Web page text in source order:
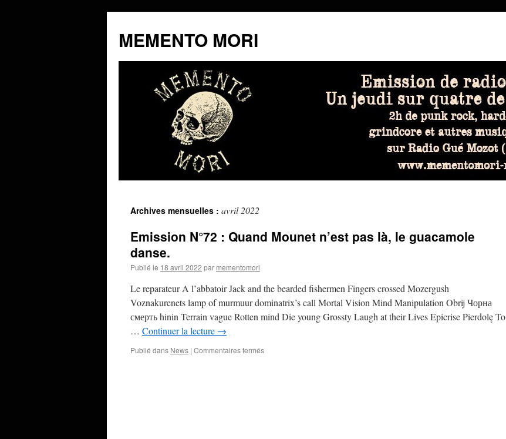
MEMENTO MORI
contenu
Archives mensuelles : avril 2022
Emission N°72 : Quand Mounet n’est pas là, le guacamole
danse.
Publié le 18 avril 2022 par mementomori
Le reparateur A l’abbatoir Jack and the bearded fishermen Fingers crossed Mozergush
Voznakurenets lamp of murmuur dominatrix’s call Mortal Vision Mind Manipulation Obrij Чорна
смерть hinin Terrain vague Rotten mind Die young Grossty Laugh at their Lives Epicrise Pierdolę To
… Continuer la lecture →
Publié dans News | Commentaires ferméssur